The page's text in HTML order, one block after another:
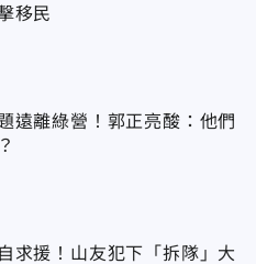
移民
遠離綠營！郭正亮酸：他們
求援！山友犯下「拆隊」大